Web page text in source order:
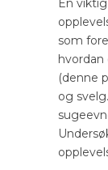
En
som
hvordan
(denne
og